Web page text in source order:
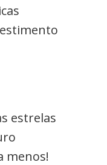
estrelas
menos!